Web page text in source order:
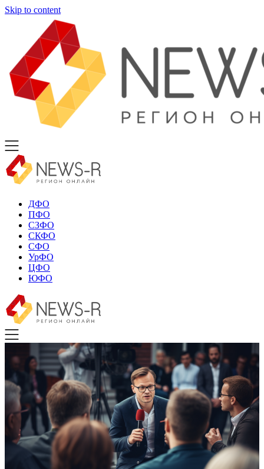
Skip to content
ДФО
ПФО
СЗФО
СКФО
СФО
УрФО
ЦФО
ЮФО